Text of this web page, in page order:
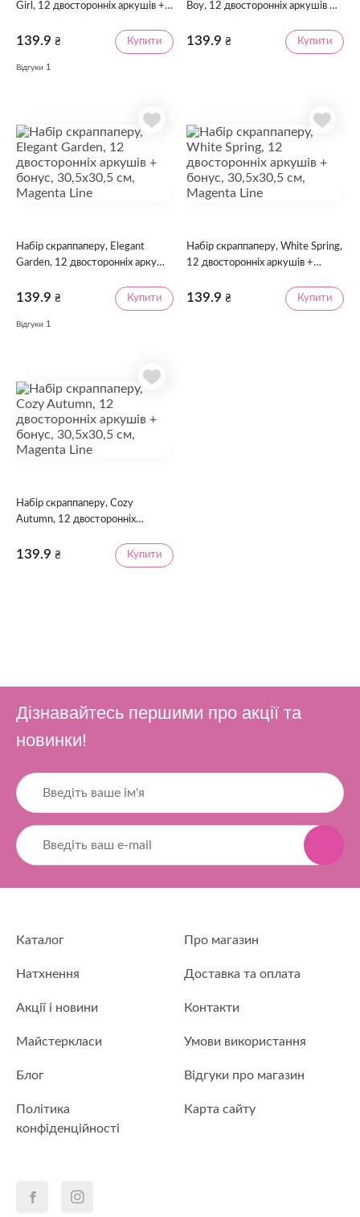
Girl, 12 двосторонніх аркушів +
Line
139.9 ₴ Купити
Відгуки 1
Boy, 12 двосторонніх аркушів +
Line
139.9₴ Купити
Набір скраппаперу, Elegant
Garden, 12 двосторонніх аркушів
Line
139.9 ₴ Купити
Відгуки 1
Набір скраппаперу, White Spring,
12 двосторонніх аркушів +
Line
139.9₴ Купити
Набір скраппаперу, Cozy
Autumn, 12 двосторонніх
Magenta Line
139.9 ₴ Купити
Дізнавайтесь першими про акції та
новинки!
Каталог Про магазин
Натхнення Доставка та оплата
Акції і новини Контакти
Майстеркласи Умови використання
Блог Відгуки про магазин
Політика
конфіденційності
Карта сайту